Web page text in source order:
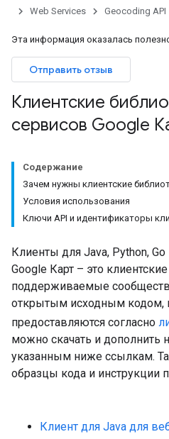
Web Services
Geocoding API
Эта информация оказалась
Отправить отзыв
Клиентские
сервисов Google
Содержание
Зачем нужны клиентские
Условия использования
Ключи API и идентификаторы
Клиенты для Java, Python,
Google Карт – это
поддерживаемые
открытым исходным кодом,
предоставляются согласно
можно скачать и дополнить
указанным ниже ссылкам.
образцы кода и инструкции
Клиент для Java для